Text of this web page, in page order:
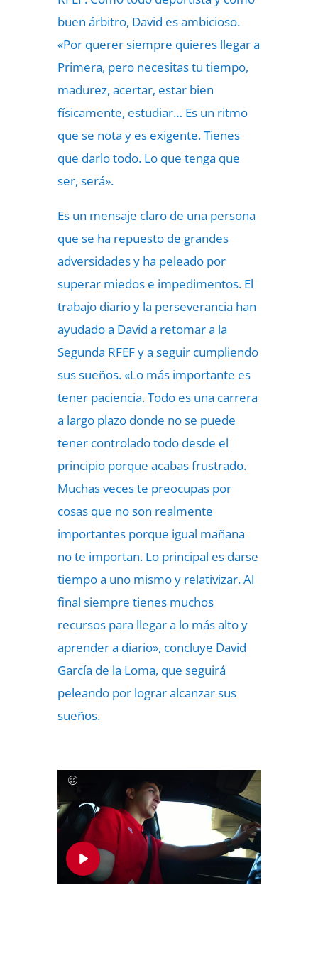
buen árbitro, David es ambicioso.
«Por querer siempre quieres llegar a
Primera, pero necesitas tu tiempo,
madurez, acertar, estar bien
físicamente, estudiar… Es un ritmo
que se nota y es exigente. Tienes
que darlo todo. Lo que tenga que
ser, será».
Es un mensaje claro de una persona
que se ha repuesto de grandes
adversidades y ha peleado por
superar miedos e impedimentos. El
trabajo diario y la perseverancia han
ayudado a David a retomar a la
Segunda RFEF y a seguir cumpliendo
sus sueños. «Lo más importante es
tener paciencia. Todo es una carrera
a largo plazo donde no se puede
tener controlado todo desde el
principio porque acabas frustrado.
Muchas veces te preocupas por
cosas que no son realmente
importantes porque igual mañana
no te importan. Lo principal es darse
tiempo a uno mismo y relativizar. Al
final siempre tienes muchos
recursos para llegar a lo más alto y
aprender a diario», concluye David
García de la Loma, que seguirá
peleando por lograr alcanzar sus
sueños.